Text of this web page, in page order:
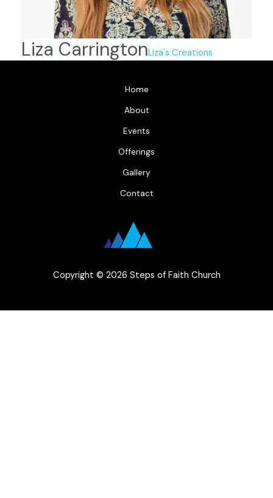
Liza CarringtonLiza's Creations
Home
About
Events
Offerings
Gallery
Contact
Copyright © 2026 Steps of Faith Church